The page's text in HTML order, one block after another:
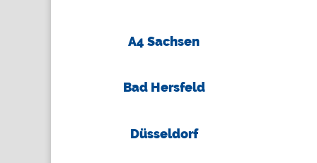
A4 Sachsen
Bad Hersfeld
Düsseldorf